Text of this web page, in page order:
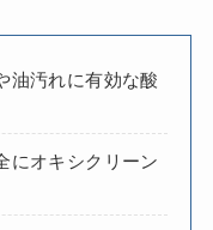
油汚れに有効な酸
にオキシクリーン